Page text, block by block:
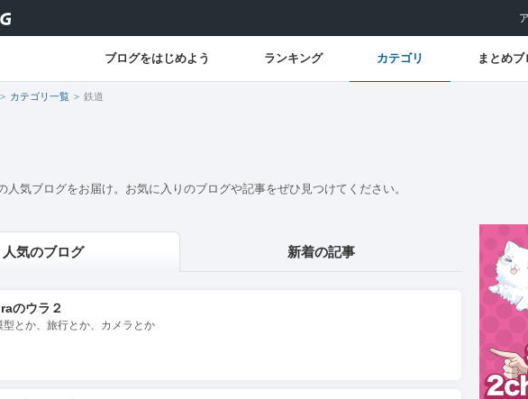
ブログをはじめよう ランキング カテゴリ まとめブ
カテゴリ一覧 鉄道
人気ブログをお届け。お気に入りのブログや記事をぜひ見つけてください。
人気のブログ 新着の記事
のウラ２
型とか、旅行とか、カメラとか